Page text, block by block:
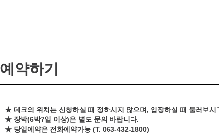
예약하기
★ 데크의 위치는 신청하실 때 정하시지 않으며, 입장하실 때 둘러보시
★ 장박(6박7일 이상)은 별도 문의 바랍니다.
★ 당일예약은 전화예약가능 (T. 063-432-1800)